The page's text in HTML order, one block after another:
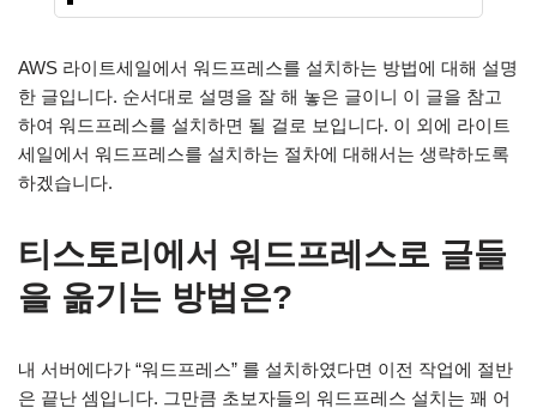
AWS 라이트세일에서 워드프레스를 설치하는 방법에 대해 설명
한 글입니다. 순서대로 설명을 잘 해 놓은 글이니 이 글을 참고
하여 워드프레스를 설치하면 될 걸로 보입니다. 이 외에 라이트
세일에서 워드프레스를 설치하는 절차에 대해서는 생략하도록
하겠습니다.
티스토리에서 워드프레스로 글들
을 옮기는 방법은?
내 서버에다가 “워드프레스” 를 설치하였다면 이전 작업에 절반
은 끝난 셈입니다. 그만큼 초보자들의 워드프레스 설치는 꽤 어